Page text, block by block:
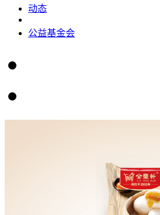
动态
公益基金会